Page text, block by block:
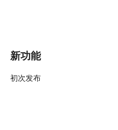
新功能
初次发布